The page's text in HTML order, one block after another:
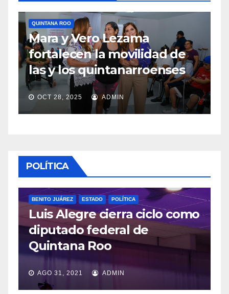
QUINTANA ROO TULUM
Medidas concretas para
mejorar el acceso a playas
en Tulum
OCT 28, 2025 ADMIN
POLÍTICA
POLÍTICA
López Obrador respetará
veda por consulta popular
JUL 20, 2021 ADMIN